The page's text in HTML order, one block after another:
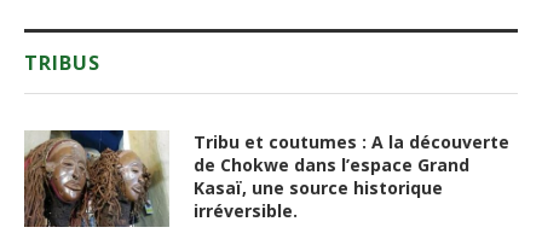
TRIBUS
Tribu et coutumes : A la découverte
de Chokwe dans l’espace Grand
Kasaï, une source historique
irréversible.